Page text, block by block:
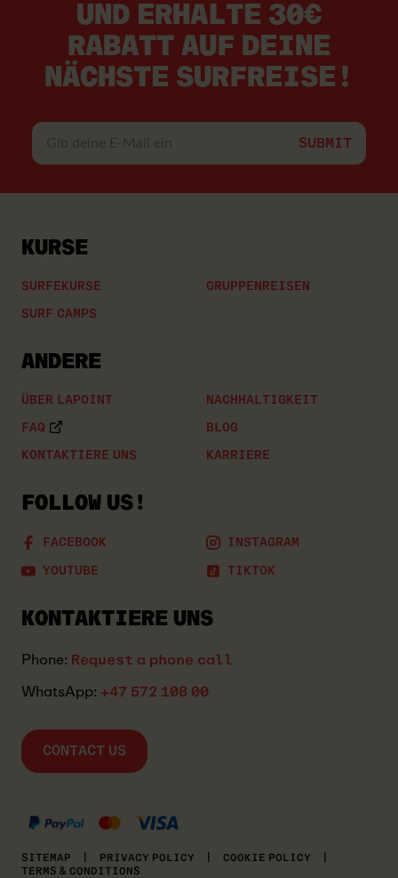
UND ERHALTE 30€
RABATT AUF DEINE
NÄCHSTE SURFREISE!
Gib
deine
E-
KURSE
SURFEKURSE GRUPPENREISEN
SURF CAMPS
ANDERE
ÜBER LAPOINT NACHHALTIGKEIT
FAQ BLOG
KONTAKTIERE UNS KARRIERE
FOLLOW US!
FACEBOOK INSTAGRAM
YOUTUBE TIKTOK
KONTAKTIERE UNS
Phone: Request a phone call
WhatsApp: +47 572 108 00
CONTACT US
SITEMAP PRIVACY POLICY COOKIE POLICY
TERMS & CONDITIONS